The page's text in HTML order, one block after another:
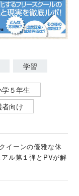
学習
学５年生
者向け
イーンの優雅な休
ル第１弾とPVが解